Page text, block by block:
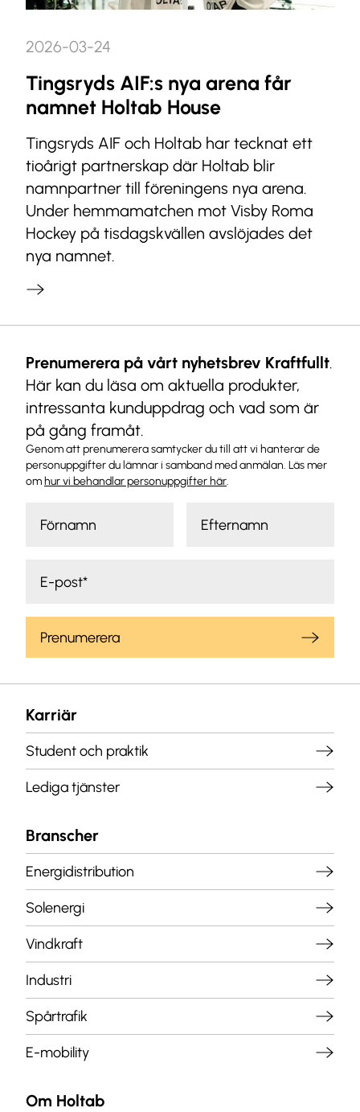
2026-03-24
Tingsryds AIF:s nya arena får
namnet Holtab House
Tingsryds AIF och Holtab har tecknat ett
tioårigt partnerskap där Holtab blir
namnpartner till föreningens nya arena.
Under hemmamatchen mot Visby Roma
Hockey på tisdagskvällen avslöjades det
nya namnet.
Prenumerera på vårt nyhetsbrev Kraftfullt.
Här kan du läsa om aktuella produkter,
intressanta kunduppdrag och vad som är
på gång framåt.
Genom att prenumerera samtycker du till att vi hanterar de
personuppgifter du lämnar i samband med anmälan. Läs mer
om hur vi behandlar personuppgifter här.
Prenumerera
Karriär
Student och praktik
Lediga tjänster
Branscher
Energidistribution
Solenergi
Vindkraft
Industri
Spårtrafik
E-mobility
Om Holtab